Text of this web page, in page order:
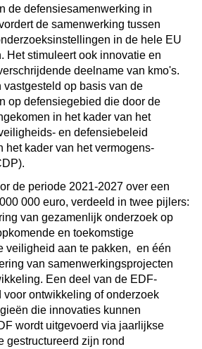
de defensiesamenwerking in
de samenwerking tussen
in de hele EU
Het stimuleert ook innovatie en
deelname van kmo's.
vastgesteld op basis van de
op defensiegebied die door de
in het kader van het
en defensiebeleid
het kader van het vermogens-
de periode 2021-2027 over een
000 euro, verdeeld in twee pijlers:
van gezamenlijk onderzoek op
en toekomstige
veiligheid aan te pakken, en één
van samenwerkingsprojecten
Een deel van de EDF-
voor ontwikkeling of onderzoek
die innovaties kunnen
wordt uitgevoerd via jaarlijkse
gestructureerd zijn rond